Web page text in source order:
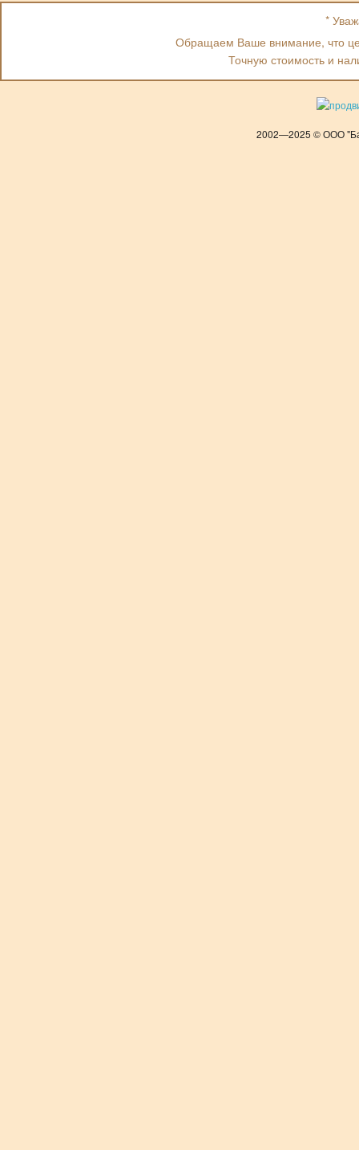
*
Обращаем Ваше внимание, что
Точную стоимость и
2002—2025 © ООО